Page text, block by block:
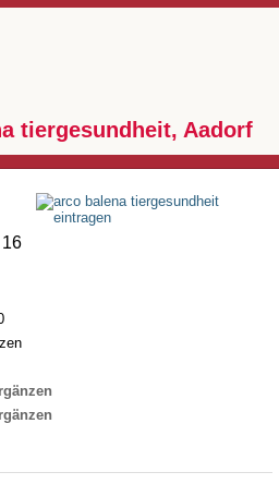
tiergesundheit, Aadorf